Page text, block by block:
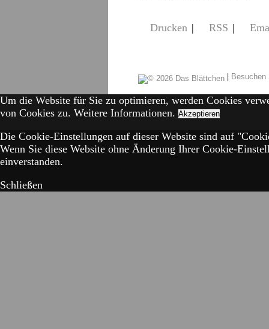
Drucken | RSS |
|
Um die Website für Sie zu optimieren, werden Cookies
von Cookies zu. Weitere Informationen. Akzeptieren
Die Cookie-Einstellungen auf dieser Website sind auf
Wenn Sie diese Website ohne Änderung Ihrer Cookie-
einverstanden.
Schließen